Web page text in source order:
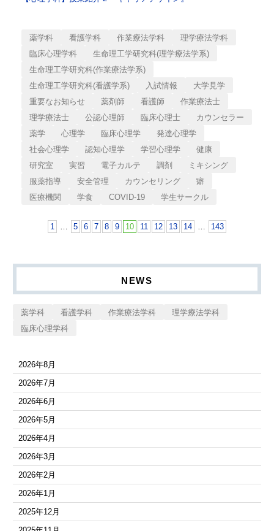
薬学科 看護学科 作業療法学科
理学療法学科
臨床心理学科
生命理工学研究科(理学療法学系)
生命理工学研究科(作業療法学系)
生命理工学研究科(看護学系)
入試情報
大学見学
重要なお知らせ
薬剤師 看護師
作業療法士
理学療法士
公認心理師 臨床心理士
カウンセラー
薬学
心理学 臨床心理学
発達心理学
社会心理学
認知心理学 学習心理学
健康
研究室
実習 電子カルテ 調剤
ミキシング
服薬指導
安全管理 カウンセリング
癖
医療機関
学食 COVID-19 学生サークル
1 … 5 6 7 8 9 10 11 12 13 14 … 143
NEWS
薬学科 看護学科 作業療法学科
理学療法学科
臨床心理学科
2026年8月
2026年7月
2026年6月
2026年5月
2026年4月
2026年3月
2026年2月
2026年1月
2025年12月